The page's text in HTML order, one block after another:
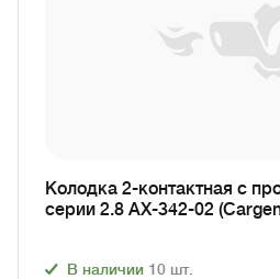
Колодка 2-контактная с
серии 2.8 АХ-342-02
В наличии 10 шт.